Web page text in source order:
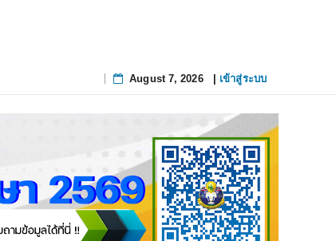
งนักวิทยาศาสตร์รุ่นใหม่ สถาบันส่งเสริมการสอนวิทยาศาสตร์และเ
August 7, 2026| เข้าสู่ระบบ